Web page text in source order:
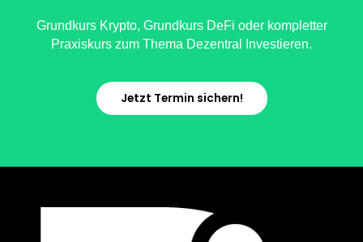
Grundkurs Krypto, Grundkurs DeFi oder kompletter
Praxiskurs zum Thema Dezentral Investieren.
Jetzt Termin sichern!